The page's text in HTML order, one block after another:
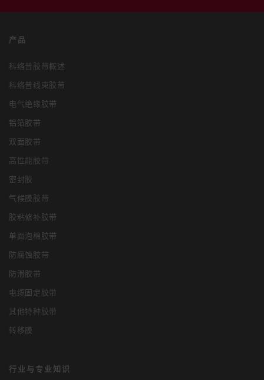
产品
科络普胶带概述
科络普线束胶带
电气绝缘胶带
铝箔胶带
双面胶带
高性能胶带
密封胶
气候膜胶带
胶粘修补胶带
单面泡棉胶带
防腐蚀胶带
防滑胶带
电缆固定胶带
其他特种胶带
转移膜
行业与专业知识